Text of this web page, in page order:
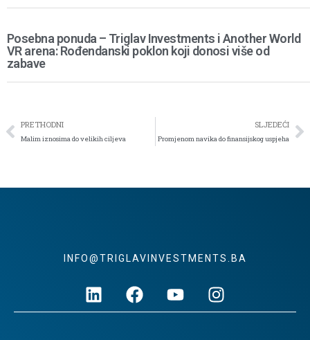
Posebna ponuda – Triglav Investments i Another World
VR arena: Rođendanski poklon koji donosi više od
zabave
PRETHODNI
Malim iznosima do velikih ciljeva
SLJEDEĆI
Promjenom navika do finansijskog uspjeha
INFO@TRIGLAVINVESTMENTS.BA